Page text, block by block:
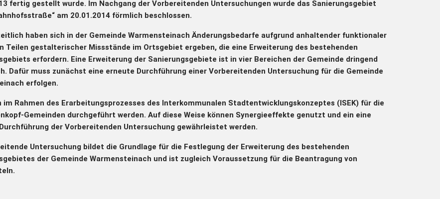
fertig gestellt wurde. Im Nachgang der Vorbereitenden Untersuchungen wurde das Sanierungsgebiet
am 20.01.2014 förmlich beschlossen.
haben sich in der Gemeinde Warmensteinach Änderungsbedarfe aufgrund anhaltender funktionaler
Teilen gestalterischer Missstände im Ortsgebiet ergeben, die eine Erweiterung des bestehenden
erfordern. Eine Erweiterung der Sanierungsgebiete ist in vier Bereichen der Gemeinde dringend
Dafür muss zunächst eine erneute Durchführung einer Vorbereitenden Untersuchung für die Gemeinde
erfolgen.
im Rahmen des Erarbeitungsprozesses des Interkommunalen Stadtentwicklungskonzeptes (ISEK) für die
Gemeinden durchgeführt werden. Auf diese Weise können Synergieeffekte genutzt und ein eine
der Vorbereitenden Untersuchung gewährleistet werden.
Untersuchung bildet die Grundlage für die Festlegung der Erweiterung des bestehenden
der Gemeinde Warmensteinach und ist zugleich Voraussetzung für die Beantragung von